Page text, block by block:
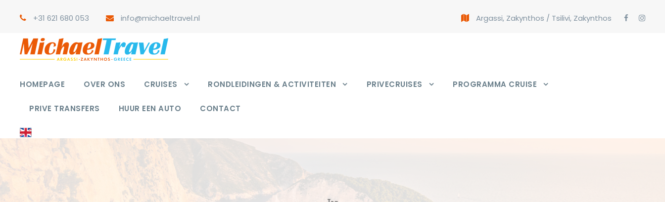
+31 621 680 053 info@michaeltravel.nl Argassi, Zakynthos / Tsilivi, Zakynthos
HOMEPAGE OVER ONS CRUISES RONDLEIDINGEN & ACTIVITEITEN PRIVECRUISES PROGRAMMA CRUISE
PRIVE TRANSFERS HUUR EEN AUTO CONTACT